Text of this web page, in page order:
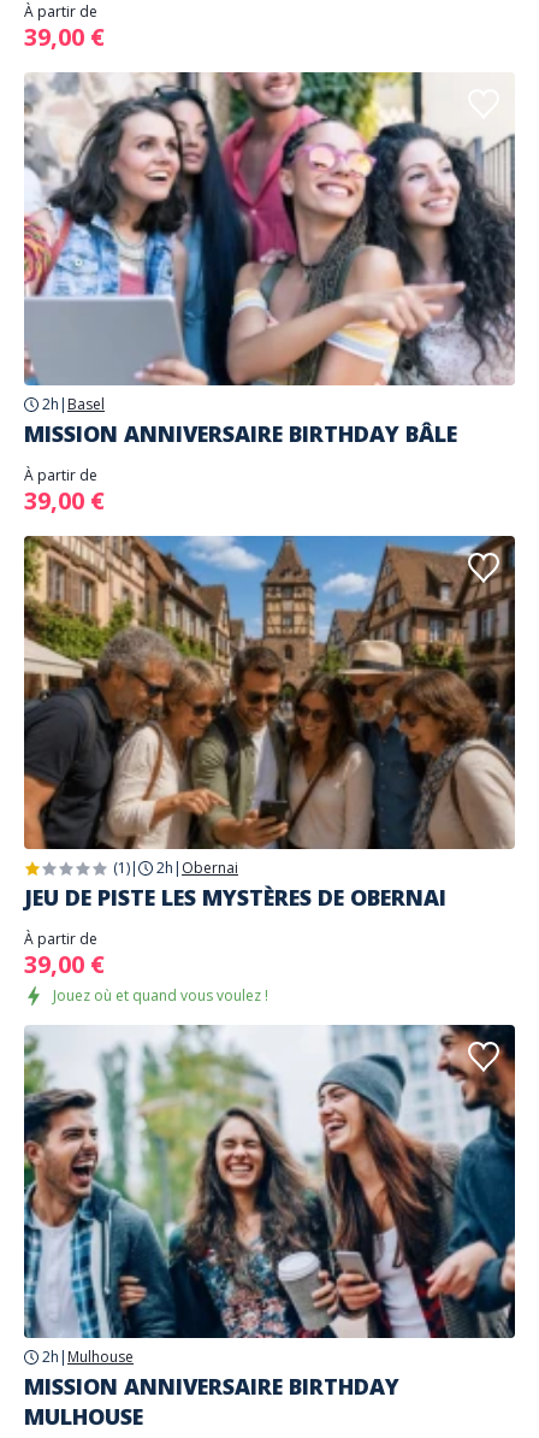
À partir de
39,00 €
2h | Basel
MISSION ANNIVERSAIRE BIRTHDAY BÂLE
À partir de
39,00 €
(1)| 2h | Obernai
JEU DE PISTE LES MYSTÈRES DE OBERNAI
À partir de
39,00 €
Jouez où et quand vous voulez !
2h | Mulhouse
MISSION ANNIVERSAIRE BIRTHDAY
MULHOUSE